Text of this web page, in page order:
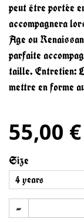
peut être portée
accompagnera
Age ou
parfaite
taille. Entretien:
mettre en forme
55,00 €
Size
-